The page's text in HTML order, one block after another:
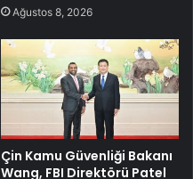
Ağustos 8, 2026
Çin Kamu Güvenliği Bakanı
Wang, FBI Direktörü Patel